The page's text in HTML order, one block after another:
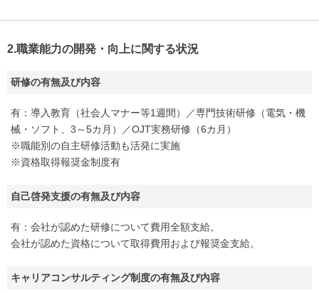
2.職業能力の開発・向上に関する状況
研修の有無及び内容
有：導入教育（社会人マナー等1週間）／専門技術研修（電気・機
械・ソフト、3～5カ月）／OJT実務研修（6カ月）
※職能別の自主研修活動も活発に実施
※資格取得報奨金制度有
自己啓発支援の有無及び内容
有：会社が認めた研修について費用全額支給。
会社が認めた資格について取得費用および報奨金支給。
キャリアコンサルティング制度の有無及び内容